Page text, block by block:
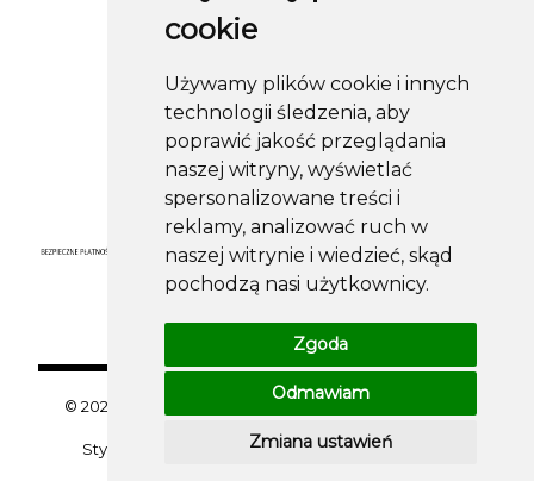
cookie
Używamy plików cookie i innych
technologii śledzenia, aby
poprawić jakość przeglądania
naszej witryny, wyświetlać
spersonalizowane treści i
reklamy, analizować ruch w
naszej witrynie i wiedzieć, skąd
pochodzą nasi użytkownicy.
Zgoda
Odmawiam
Zmiana ustawień
Pomoc
Moje konto
Obserwuj nas
© 2026 sklep.roland-modameska.pl . Wszelkie prawa
Styl graficzny i aplikacje ShopGadget.pl